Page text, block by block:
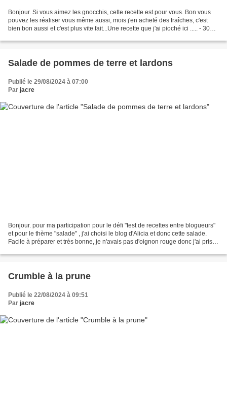
Bonjour. Si vous aimez les gnocchis, cette recette est pour vous. Bon vous
pouvez les réaliser vous même aussi, mois j'en acheté des fraîches, c'est
bien bon aussi et c'est plus vite fait...Une recette que j'ai pioché ici ..... - 300 g
Salade de pommes de terre et lardons
Publié le 29/08/2024 à 07:00
Par jacre
Bonjour. pour ma participation pour le défi "test de recettes entre blogueurs"
et pour le thème "salade" , j'ai choisi le blog d'Alicia et donc cette salade.
Facile à préparer et très bonne, je n'avais pas d'oignon rouge donc j'ai pris
Crumble à la prune
Publié le 22/08/2024 à 09:51
Par jacre